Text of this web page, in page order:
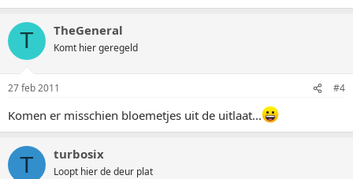
T TheGeneral
Komt hier geregeld
27 feb 2011 #4
Komen er misschien bloemetjes uit de uitlaat...
T turbosix
Loopt hier de deur plat